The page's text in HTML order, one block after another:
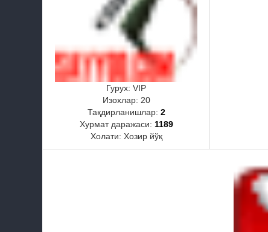
Гурух: VIP
Изохлар: 20
Тақдирланишлар: 2
Хурмат даражаси: 1189
Холати: Хозир йўқ